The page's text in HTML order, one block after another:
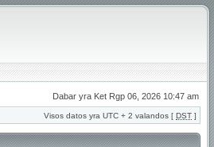
Dabar yra Ket Rgp 06, 2026 10:47 am
Visos datos yra UTC + 2 valandos [ DST ]